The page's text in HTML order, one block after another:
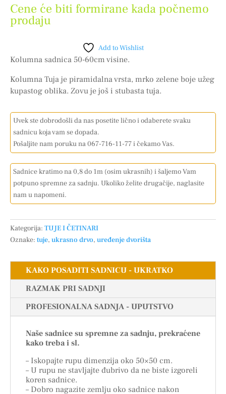
Cene će biti formirane kada počnemo
prodaju
Add to Wishlist
Kolumna sadnica 50-60cm visine.
Kolumna Tuja je piramidalna vrsta, mrko zelene boje užeg
kupastog oblika. Zovu je još i stubasta tuja.
Uvek ste dobrodošli da nas posetite lično i odaberete svaku
sadnicu koja vam se dopada.
Pošaljite nam poruku na 067-716-11-77 i čekamo Vas.
Sadnice kratimo na 0,8 do 1m (osim ukrasnih) i šaljemo Vam
potpuno spremne za sadnju. Ukoliko želite drugačije, naglasite
nam u napomeni.
Kategorija: TUJE I ČETINARI
Oznake: tuje, ukrasno drvo, uređenje dvorišta
KAKO POSADITI SADNICU - UKRATKO
RAZMAK PRI SADNJI
PROFESIONALNA SADNJA - UPUTSTVO
Naše sadnice su spremne za sadnju, prekraćene
kako treba i sl.
– Iskopajte rupu dimenzija oko 50×50 cm.
– U rupu ne stavljajte đubrivo da ne biste izgoreli
koren sadnice.
– Dobro nagazite zemlju oko sadnice nakon